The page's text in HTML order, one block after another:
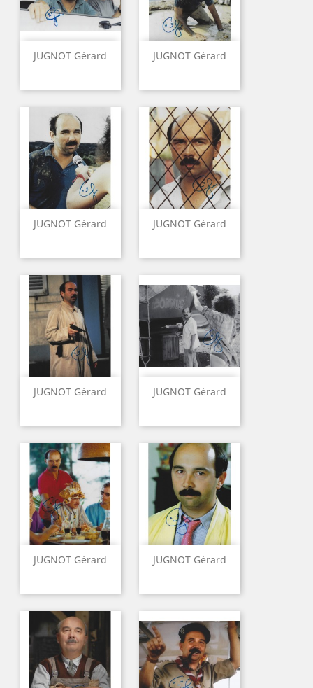
JUGNOT Gérard JUGNOT Gérard
JUGNOT Gérard JUGNOT Gérard
JUGNOT Gérard JUGNOT Gérard
JUGNOT Gérard JUGNOT Gérard